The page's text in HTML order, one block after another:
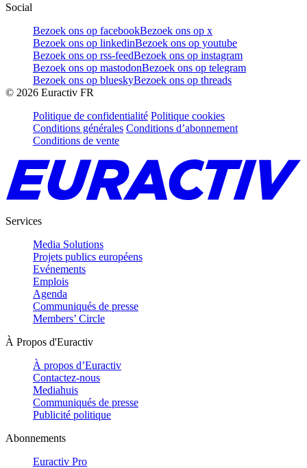
Social
Bezoek ons op facebookBezoek ons op x
Bezoek ons op linkedinBezoek ons op youtube
Bezoek ons op rss-feedBezoek ons op instagram
Bezoek ons op mastodonBezoek ons op telegram
Bezoek ons op blueskyBezoek ons op threads
© 2026 Euractiv FR
Politique de confidentialité Politique cookies
Conditions générales Conditions d’abonnement
Conditions de vente
Services
Media Solutions
Projets publics européens
Evénements
Emplois
Agenda
Communiqués de presse
Members’ Circle
À Propos d'Euractiv
À propos d’Euractiv
Contactez-nous
Mediahuis
Communiqués de presse
Publicité politique
Abonnements
Euractiv Pro